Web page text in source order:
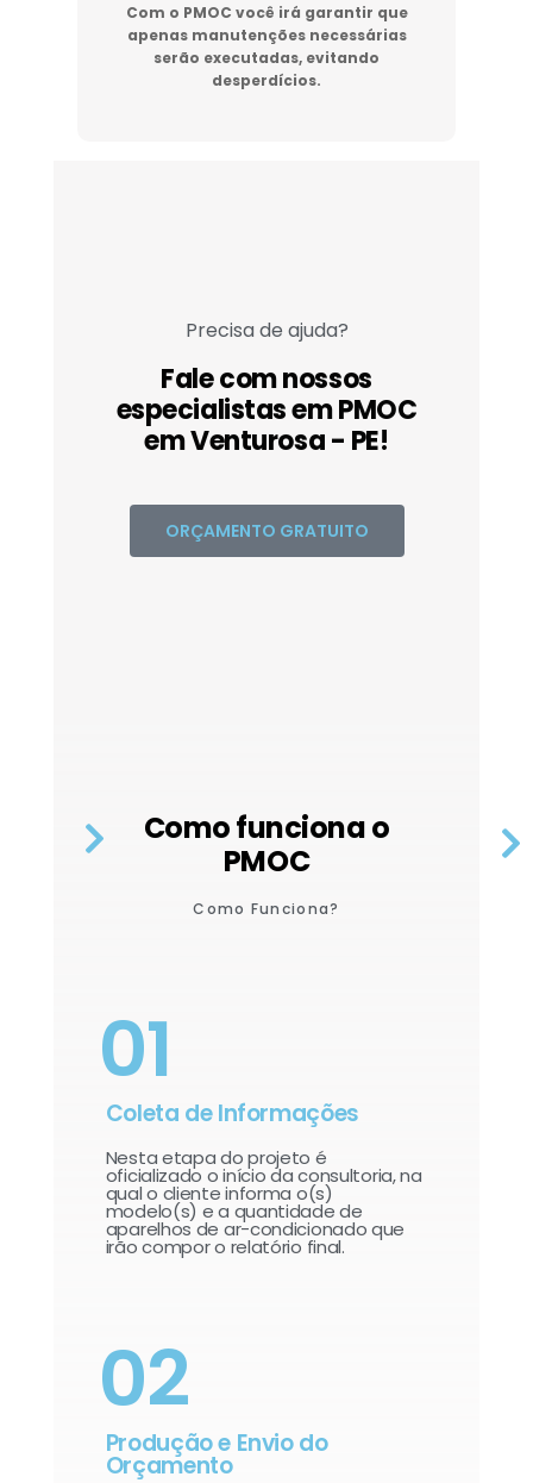
Com o PMOC você irá garantir que
apenas manutenções necessárias
serão executadas, evitando
desperdícios.
Precisa de ajuda?
Fale com nossos
especialistas em PMOC
em Venturosa - PE!
ORÇAMENTO GRATUITO
Como funciona o
PMOC
Como Funciona?
01
Coleta de Informações
Nesta etapa do projeto é
oficializado o início da consultoria, na
qual o cliente informa o(s)
modelo(s) e a quantidade de
aparelhos de ar-condicionado que
irão compor o relatório final.​
02
Produção e Envio do
Orçamento